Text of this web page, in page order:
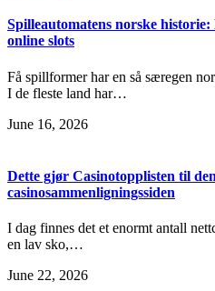
Spilleautomatens norske
online slots
Få spillformer har en så særegen
I de fleste land har…
June 16, 2026
Dette gjør Casinotopplisten til
casinosammenligningssiden
I dag finnes det et enormt antall
en lav sko,…
June 22, 2026